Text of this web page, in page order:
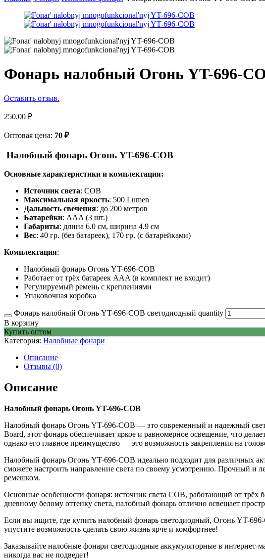
Фонарь налобный Огонь YT-696-
Оставить отзыв.
250.00 ₽
Оптовая цена: 70 ₽
Налобный фонарь Огонь YT-696-COB
Основные характеристики и комплектация:
Источник света: COB
Максимальная яркость: 500 Lumen
Дальность свечения: до 200 метров
Батарейки: AAA (3 шт.)
Габариты: длина 6.0 см, ширина 4.9 см
Вес: 40 гр. (без батареек), 170 гр. (с батарейками)
Комплектация:
Налобный фонарь Огонь YT-696-COB
Работает от трёх батареек AAA (в комплект не входит)
Регулируемый ремень с креплениями
Упаковочная коробка
Фонарь налобный Огонь YT-696-COB светодиодный quantity
В корзину
Купить оптом
Категория: Налобные фонари
Описание
Отзывы (0)
Описание
Налобный фонарь Огонь YT-696-COB
Налобный фонарь Огонь YT-696-COB — это современный и надежный
Board, этот фонарь обеспечивает яркое и равномерное освещение, что
однако его главное преимущество — это возможность закрепления на
Налобный фонарь Огонь YT-696-COB идеально подходит для различных
сможете настроить направление света по своему усмотрению. Прочный
ремешком.
Основные особенности фонаря: источник света COB, работающий от трёх
дневному белому оттенку света, налобный фонарь отлично освещает
Если вы ищите, где купить налобный фонарь светодиодный, Огонь YT-
упустите возможность сделать свою жизнь ярче и комфортнее!
Заказывайте налобные фонари светодиодные аккумуляторные в
никогда вас не подведет!